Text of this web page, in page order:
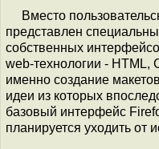
Вместо
представлен
собственных
web-технологии - HTML,
именно создание
идеи из которых
базовый интерфейс
планируется уходить от